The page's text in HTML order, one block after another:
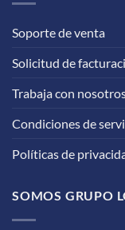
Soporte de venta
Solicitud de
Trabaja con
Condiciones de
Políticas de
SOMOS GRUPO